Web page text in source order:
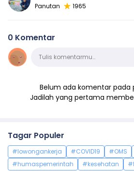
Panutan 1965
0 Komentar
KomentarTulis komentarmu…
Belum ada komentar pada
Jadilah yang pertama
Tagar Populer
#lowongankerja #COVID19 #OMS
#humaspemerintah
#kesehatan